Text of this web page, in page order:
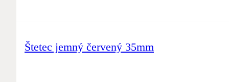
Štetec jemný červený 35mm